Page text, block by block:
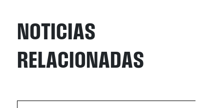
NOTICIAS
RELACIONADAS